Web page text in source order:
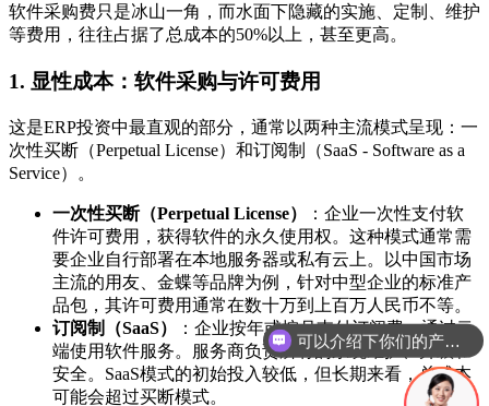
软件采购费只是冰山一角，而水面下隐藏的实施、定制、维护
等费用，往往占据了总成本的50%以上，甚至更高。
1. 显性成本：软件采购与许可费用
这是ERP投资中最直观的部分，通常以两种主流模式呈现：一
次性买断（Perpetual License）和订阅制（SaaS - Software as a
Service）。
一次性买断（Perpetual License）
：企业一次性支付软
件许可费用，获得软件的永久使用权。这种模式通常需
要企业自行部署在本地服务器或私有云上。以中国市场
主流的用友、金蝶等品牌为例，针对中型企业的标准产
品包，其许可费用通常在数十万到上百万人民币不等。
订阅制（SaaS）
：企业按年或按月支付订阅费，通过云
端使用软件服务。服务商负责所有的系统维护、升级和
安全。SaaS模式的初始投入较低，但长期来看，总成本
可能会超过买断模式。
你们是怎么收费的呢